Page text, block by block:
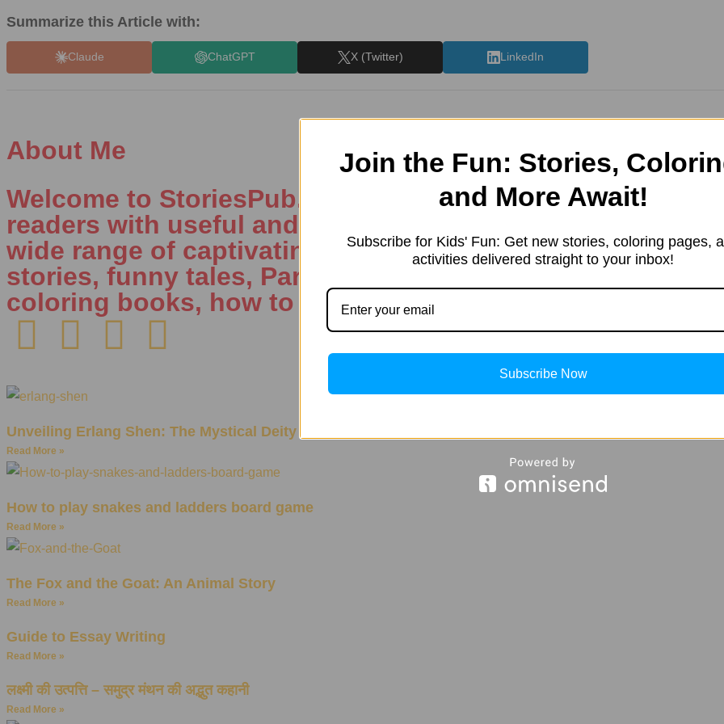
Summarize this Article with:
Claude ChatGPT X (Twitter) LinkedIn
About Me
Welcome to StoriesPub.com We started in 2019 with a
readers with useful and interesting information. Our
wide range of captivating content in different
stories, funny tales, Parenting, Kids’ products,
coloring books, how to draw, and more.
Unveiling Erlang Shen: The Mystical Deity of Chinese Mythology
Read More »
How to play snakes and ladders board game
Read More »
The Fox and the Goat: An Animal Story
Read More »
Guide to Essay Writing
Read More »
लक्ष्मी की उत्पत्ति – समुद्र मंथन की अद्भुत कहानी
Read More »
Join the Fun: Stories,
and More Await!
Subscribe for Kids' Fun: Get new stories, coloring pages,
activities delivered straight to your inbox!
Subscribe Now